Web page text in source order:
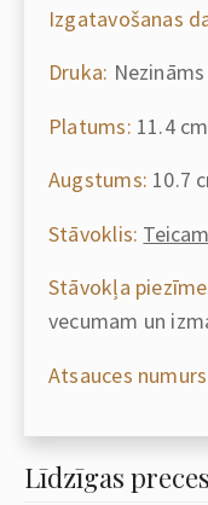
Izgatavošanas
Druka: Nezināms
Platums: 11.4
Augstums: 10.7
Stāvoklis:
Stāvokļa
vecumam un
Atsauces
Līdzīgas preces